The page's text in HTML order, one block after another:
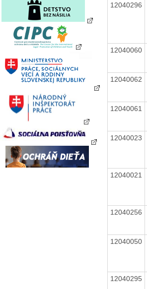
12040296
12040060
12040062
12040061
12040023
12040021
12040256
12040050
12040295